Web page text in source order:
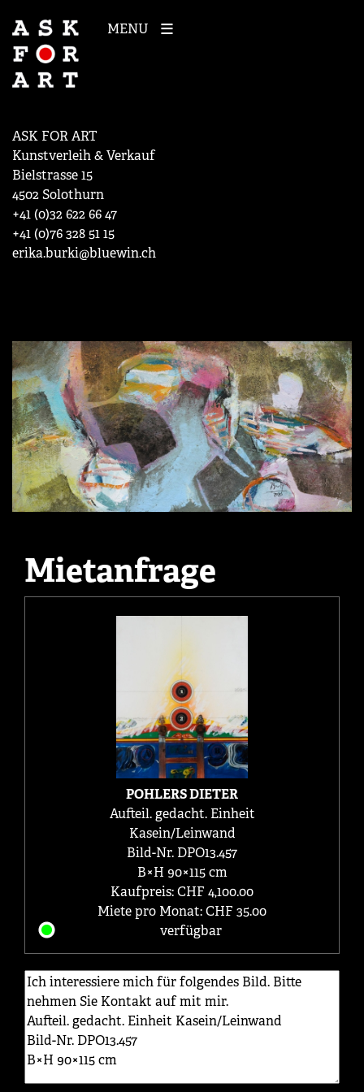
MENU
ASK FOR ART
Kunstverleih & Verkauf
Bielstrasse 15
4502 Solothurn
+41 (0)32 622 66 47
+41 (0)76 328 51 15
erika.burki@bluewin.ch
Mietanfrage
POHLERS DIETER
Aufteil. gedacht. Einheit
Kasein/Leinwand
Bild-Nr. DPO13.457
B×H 90×115 cm
Kaufpreis: CHF 4,100.00
Miete pro Monat: CHF 35.00
verfügbar